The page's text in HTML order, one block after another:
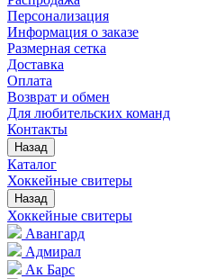
Персонализация
Информация о заказе
Размерная сетка
Доставка
Оплата
Возврат и обмен
Для любительских команд
Контакты
Назад
Каталог
Хоккейные свитеры
Назад
Хоккейные свитеры
Авангард
Адмирал
Ак Барс